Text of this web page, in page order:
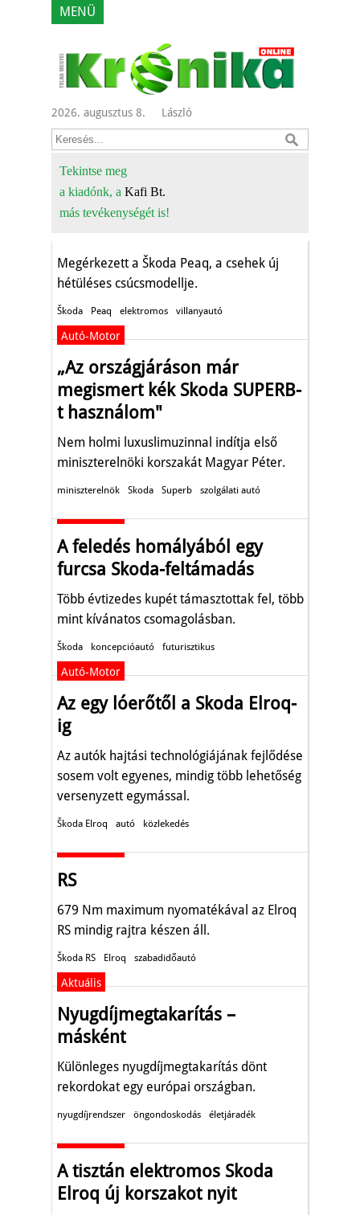
MENÜ
2026. augusztus 8. László
Tekintse meg
a kiadónk, a Kafi Bt.
más tevékenységét is!
A sarkkörön és a
Szaharában is
tesztelték
Megérkezett a Škoda Peaq, a csehek új
hétüléses csúcsmodellje.
Škoda Peaq elektromos villanyautó
Autó-Motor
„Az országjáráson már
megismert kék Skoda SUPERB-
t használom"
Nem holmi luxuslimuzinnal indítja első
miniszterelnöki korszakát Magyar Péter.
miniszterelnök Skoda Superb szolgálati autó
A feledés homályából egy
furcsa Skoda-feltámadás
Több évtizedes kupét támasztottak fel, több
mint kívánatos csomagolásban.
Škoda koncepcióautó futurisztikus
Autó-Motor
Az egy lóerőtől a Skoda Elroq-
ig
Az autók hajtási technológiájának fejlődése
sosem volt egyenes, mindig több lehetőség
versenyzett egymással.
Škoda Elroq autó közlekedés
RS
679 Nm maximum nyomatékával az Elroq
RS mindig rajtra készen áll.
Škoda RS Elroq szabadidőautó
Aktuális
Nyugdíjmegtakarítás –
másként
Különleges nyugdíjmegtakarítás dönt
rekordokat egy európai országban.
nyugdíjrendszer öngondoskodás életjáradék
A tisztán elektromos Skoda
Elroq új korszakot nyit